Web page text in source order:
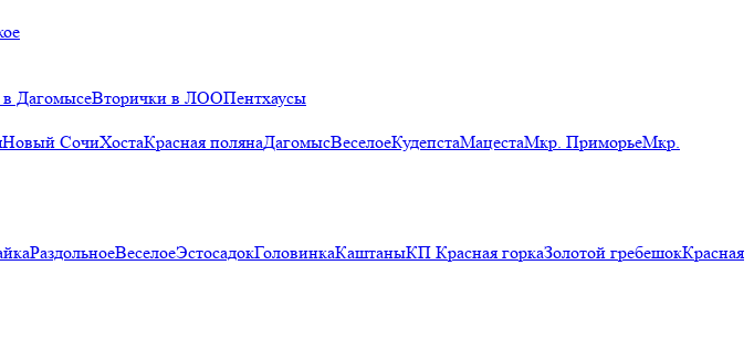
ДагомысеВторички в ЛООПентхаусы
Новый СочиХостаКрасная полянаДагомысВеселоеКудепстаМацестаМкр. ПриморьеМкр.
РаздольноеВеселоеЭстосадокГоловинкаКаштаныКП Красная горкаЗолотой гребешокКрасная